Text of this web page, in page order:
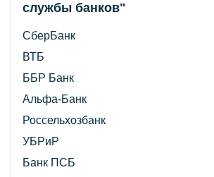
службы банков"
СберБанк
ВТБ
ББР Банк
Альфа-Банк
Россельхозбанк
УБРиР
Банк ПСБ